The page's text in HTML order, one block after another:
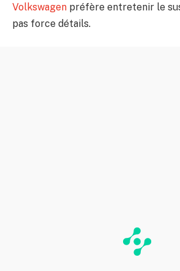
Volkswagen préfère entretenir le
pas force détails.